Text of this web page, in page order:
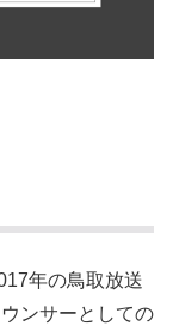
年の鳥取放送
ンサーとしての